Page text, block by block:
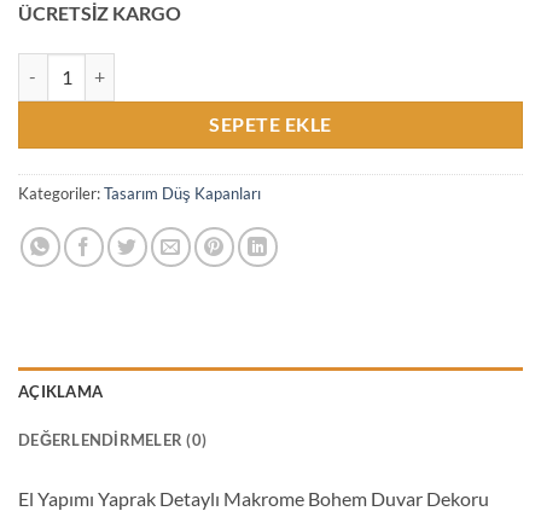
ÜCRETSİZ KARGO
SEPETE EKLE
Kategoriler:Tasarım Düş Kapanları
AÇIKLAMA
DEĞERLENDIRMELER (0)
El Yapımı Yaprak Detaylı Makrome Bohem Duvar Dekoru